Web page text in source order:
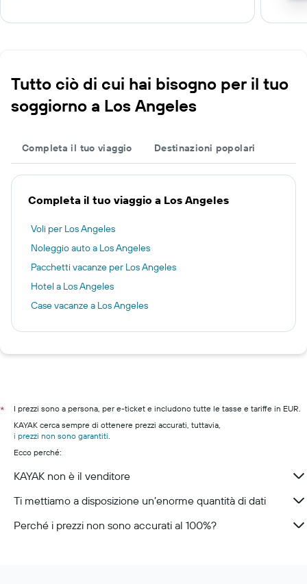
Tutto ciò di cui hai bisogno per il tuo
soggiorno a Los Angeles
Completa il tuo viaggio Destinazioni popolari
Completa il tuo viaggio a Los Angeles
Voli per Los Angeles
Noleggio auto a Los Angeles
Pacchetti vacanze per Los Angeles
Hotel a Los Angeles
Case vacanze a Los Angeles
*
I prezzi sono a persona, per e-ticket e includono tutte le tasse e tariffe in EUR.
KAYAK cerca sempre di ottenere prezzi accurati, tuttavia,
i prezzi non sono garantiti.
Ecco perché:
KAYAK non è il venditore
Ti mettiamo a disposizione un’enorme quantità di dati
Perché i prezzi non sono accurati al 100%?